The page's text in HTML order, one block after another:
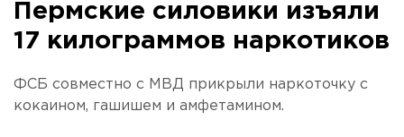
Пермские силовики изъяли
17 килограммов наркотиков
ФСБ совместно с МВД прикрыли наркоточку с
кокаином, гашишем и амфетамином.